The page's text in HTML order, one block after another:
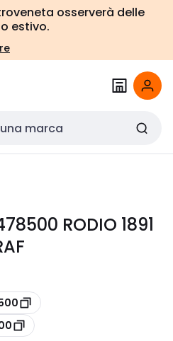
osserverà delle
estivo.
RODIO 1891